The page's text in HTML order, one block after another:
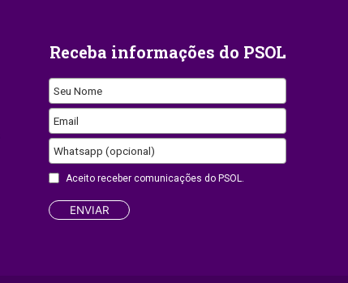
Receba informações do PSOL
Seu Nome
Email
Email
Address
Whatsapp (opcional)
Aceito receber comunicações do PSOL.
ENVIAR